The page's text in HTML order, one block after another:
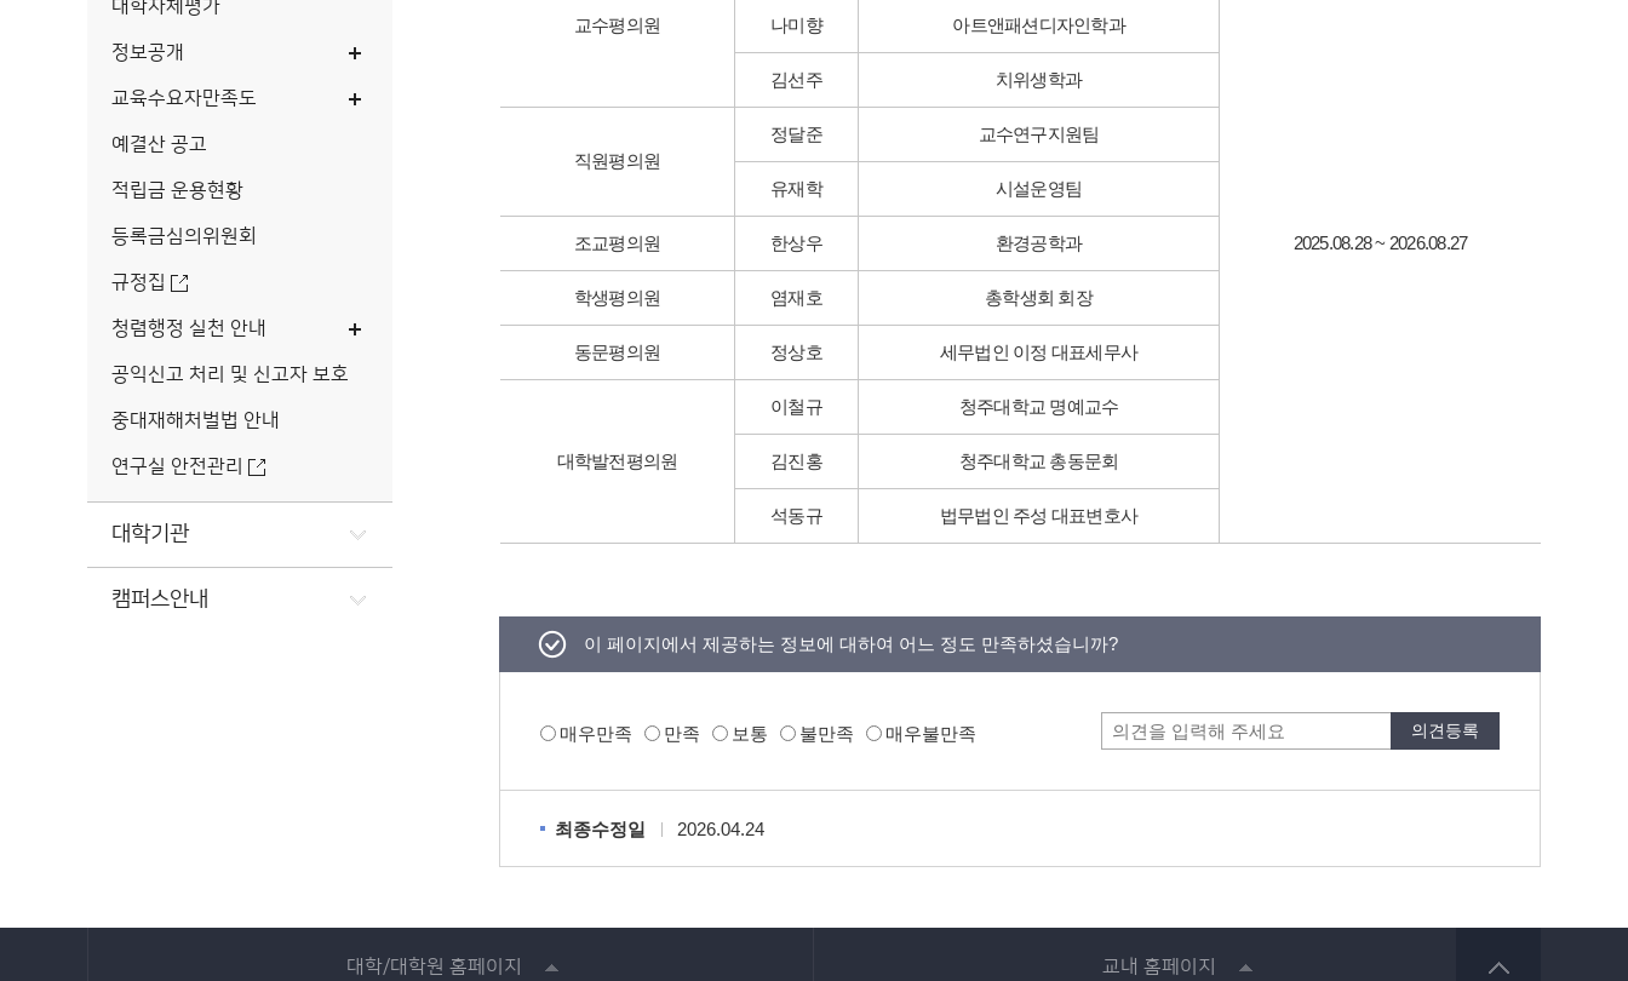
대학자체평가
정보공개
교육수요자만족도
예결산 공고
적립금 운용현황
등록금심의위원회
규정집
청렴행정 실천 안내
공익신고 처리 및 신고자 보호
중대재해처벌법 안내
연구실 안전관리
대학기관
캠퍼스안내
교수평의원
2025.08.28 ~ 2026.08.27
나미향 아트앤패션디자인학과
김선주 치위생학과
직원평의원
정달준 교수연구지원팀
유재학 시설운영팀
조교평의원 한상우 환경공학과
학생평의원 염재호 총학생회 회장
동문평의원 정상호 세무법인 이정 대표세무사
대학발전평의원
이철규 청주대학교 명예교수
김진홍 청주대학교 총동문회
석동규 법무법인 주성 대표변호사
이 페이지에서 제공하는 정보에 대하여 어느 정도 만족하셨습니까?
매우만족 만족 보통 불만족 매우불만족
최종수정일 2026.04.24
대학/대학원 홈페이지 교내 홈페이지